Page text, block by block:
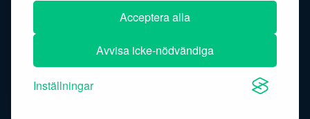
Acceptera alla
Avvisa icke-nödvändiga
Inställningar